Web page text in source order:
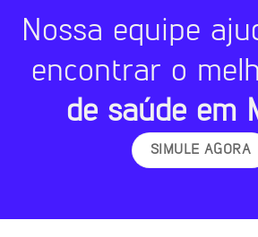
Nossa equipe
encontrar o
de saúde em
SIMULE AGORA